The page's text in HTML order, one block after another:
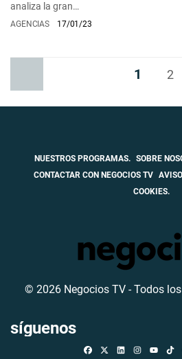
analiza la gran…
AGENCIAS 17/01/23
1 2
NUESTROS PROGRAMAS. SOBRE
CONTACTAR CON NEGOCIOS TV
COOKIES.
© 2026 Negocios TV - Todos
síguenos
FacebookLinkedinInstagram